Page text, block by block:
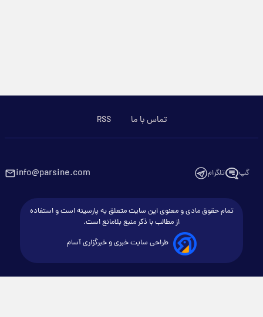
تماس با ما RSS
گپ تلگرام info@parsine.com
تمام حقوق مادی و معنوی این سایت متعلق به پارسینه است و استفاده
از مطالب با ذکر منبع بلامانع است.
طراحی سایت خبری و خبرگزاری آسام